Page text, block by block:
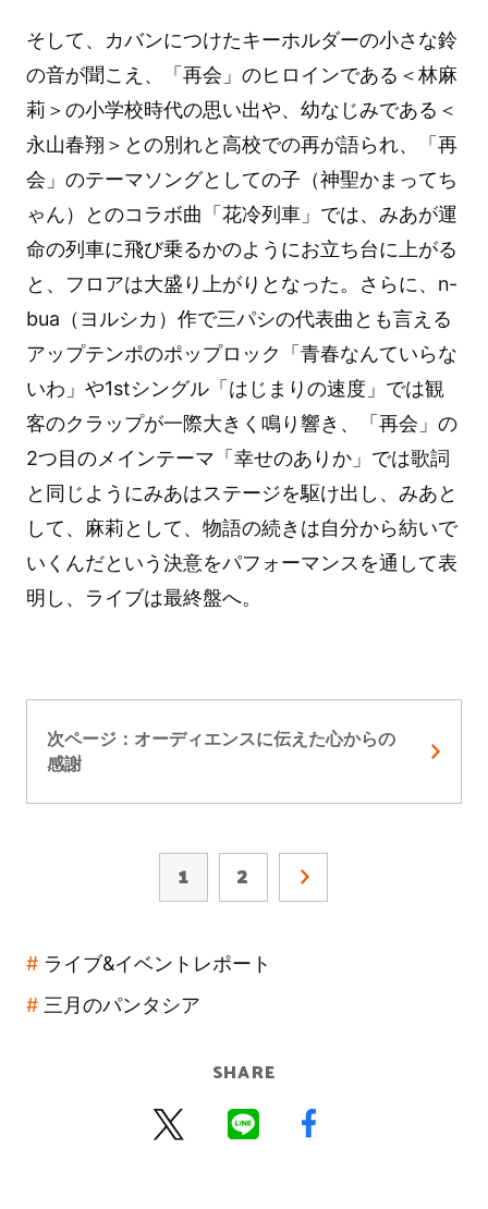
そして、カバンにつけたキーホルダーの小さな鈴
の音が聞こえ、「再会」のヒロインである＜林麻
莉＞の小学校時代の思い出や、幼なじみである＜
永山春翔＞との別れと高校での再が語られ、「再
会」のテーマソングとしての子（神聖かまってち
ゃん）とのコラボ曲「花冷列車」では、みあが運
命の列車に飛び乗るかのようにお立ち台に上がる
と、フロアは大盛り上がりとなった。さらに、n-
bua（ヨルシカ）作で三パシの代表曲とも言える
アップテンポのポップロック「青春なんていらな
いわ」や1stシングル「はじまりの速度」では観
客のクラップが一際大きく鳴り響き、「再会」の
2つ目のメインテーマ「幸せのありか」では歌詞
と同じようにみあはステージを駆け出し、みあと
して、麻莉として、物語の続きは自分から紡いで
いくんだという決意をパフォーマンスを通して表
明し、ライブは最終盤へ。
次ページ：オーディエンスに伝えた心からの
感謝
1 2
ライブ&イベントレポート
三月のパンタシア
SHARE